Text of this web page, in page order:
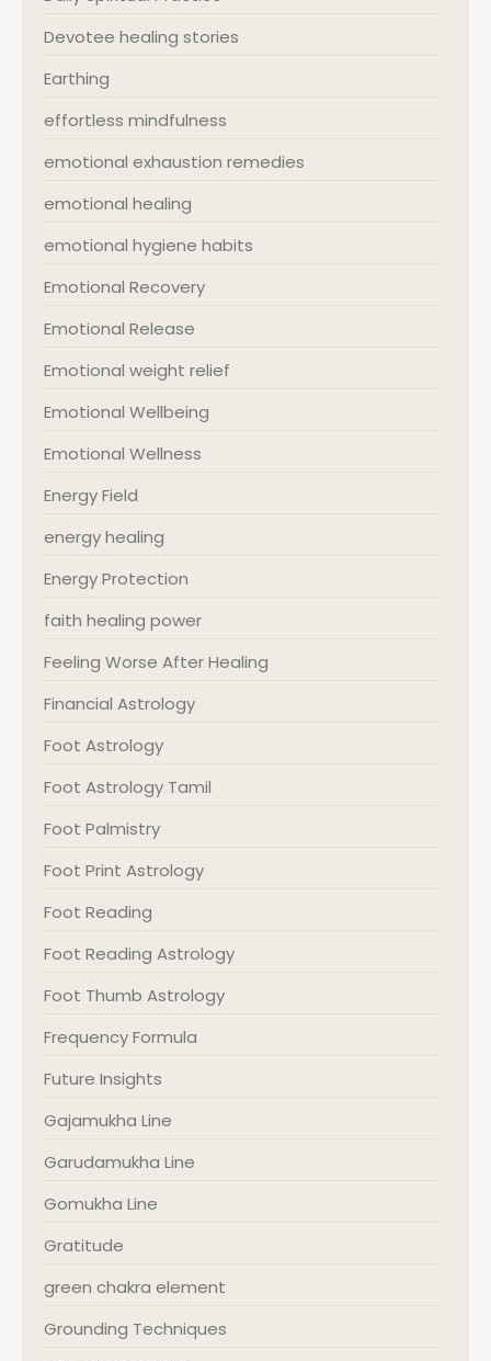
Devotee healing stories
Earthing
effortless mindfulness
emotional exhaustion remedies
emotional healing
emotional hygiene habits
Emotional Recovery
Emotional Release
Emotional weight relief
Emotional Wellbeing
Emotional Wellness
Energy Field
energy healing
Energy Protection
faith healing power
Feeling Worse After Healing
Financial Astrology
Foot Astrology
Foot Astrology Tamil
Foot Palmistry
Foot Print Astrology
Foot Reading
Foot Reading Astrology
Foot Thumb Astrology
Frequency Formula
Future Insights
Gajamukha Line
Garudamukha Line
Gomukha Line
Gratitude
green chakra element
Grounding Techniques